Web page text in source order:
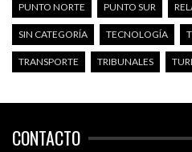
PUNTO NORTE PUNTO SUR
SIN CATEGORÍA TECNOLOGÍA
TRANSPORTE TRIBUNALES
CONTACTO